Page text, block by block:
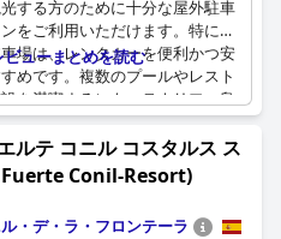
する方のために十分な屋外駐車
をご利用いただけます。特に、
場は、レンタカーを便利かつ安
めです。複数のプールやレスト
を満喫するにも、テネリフェ島
駐車場所に困ることはありませ
内に駐車できるため、車の安全
配もありません。
ューまとめを読む
ルテ コニル コスタルス ス
Conil-Resort)
・デ・ラ・フロンテーラ